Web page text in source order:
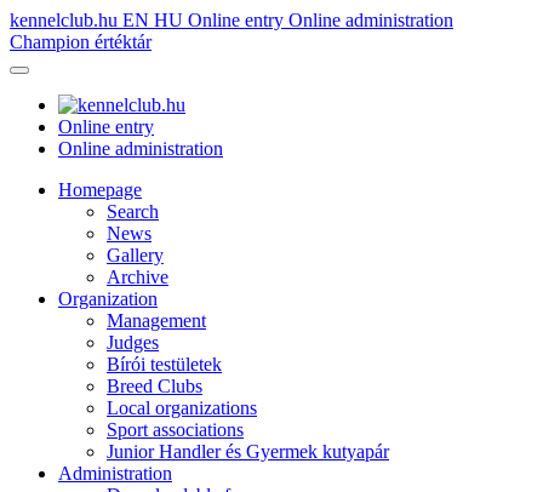
kennelclub.hu EN HU Online entry Online administration
Champion értéktár
Online entry
Online administration
Homepage
Search
News
Gallery
Archive
Organization
Management
Judges
Bírói testületek
Breed Clubs
Local organizations
Sport associations
Junior Handler és Gyermek kutyapár
Administration